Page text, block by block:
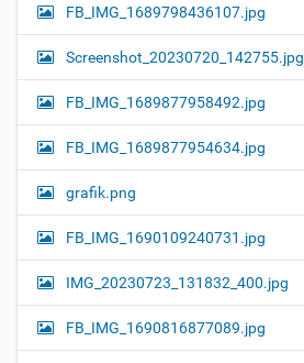
FB_IMG_1689798436107.jpg
Screenshot_20230720_142755.jpg
FB_IMG_1689877958492.jpg
FB_IMG_1689877954634.jpg
grafik.png
FB_IMG_1690109240731.jpg
IMG_20230723_131832_400.jpg
FB_IMG_1690816877089.jpg